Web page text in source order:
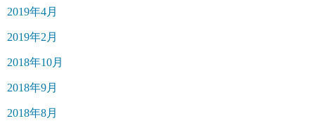
2019年4月
2019年2月
2018年10月
2018年9月
2018年8月